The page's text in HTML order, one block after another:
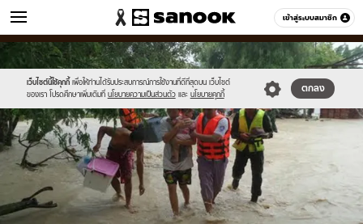
เข้าสู่ระบบสมาชิก
ข่าว หมวดอื่นๆ
เว็บไซต์นี้ใช้คุกกี้ เพื่อให้ท่านได้รับประสบการณ์การใช้งานที่ดีที่สุดบน เว็บไซต์
ของเรา โปรดศึกษาเพิ่มเติมที่ นโยบายความเป็นส่วนตัว และ นโยบายคุกกี้
ตกลง
Sanook
//s.isanook.com/sr/0/images/logo-
new-
sanook.png
600
60
//s.isanook.com/ns/0/ud/373/1867758/646798-
01.jpg